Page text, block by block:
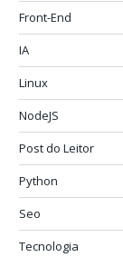
Front-End
IA
Linux
NodeJS
Post do Leitor
Python
Seo
Tecnologia